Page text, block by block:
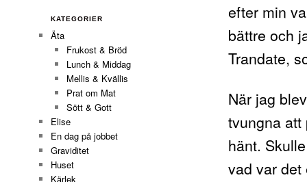
efter min
bättre och
Trandate,
När jag
tvungna
hänt.
vad var det
KATEGORIER
Äta
Frukost & Bröd
Lunch & Middag
Mellis & Kvällis
Prat om Mat
Sött & Gott
Elise
En dag på jobbet
Graviditet
Huset
Kärlek